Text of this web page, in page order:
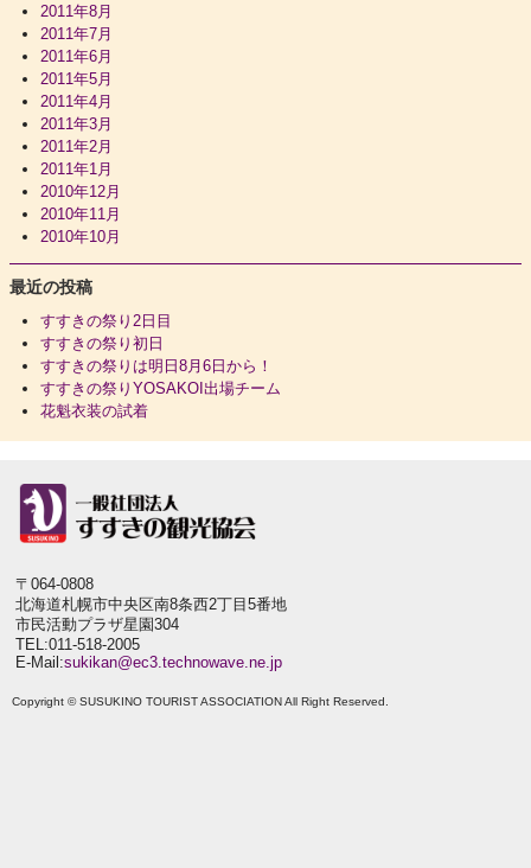
2011年8月
2011年7月
2011年6月
2011年5月
2011年4月
2011年3月
2011年2月
2011年1月
2010年12月
2010年11月
2010年10月
最近の投稿
すすきの祭り2日目
すすきの祭り初日
すすきの祭りは明日8月6日から！
すすきの祭りYOSAKOI出場チーム
花魁衣装の試着
〒064-0808
北海道札幌市中央区南8条西2丁目5番地
市民活動プラザ星園304
TEL:011-518-2005
E-Mail:sukikan@ec3.technowave.ne.jp
Copyright © SUSUKINO TOURIST ASSOCIATION All Right Reserved.